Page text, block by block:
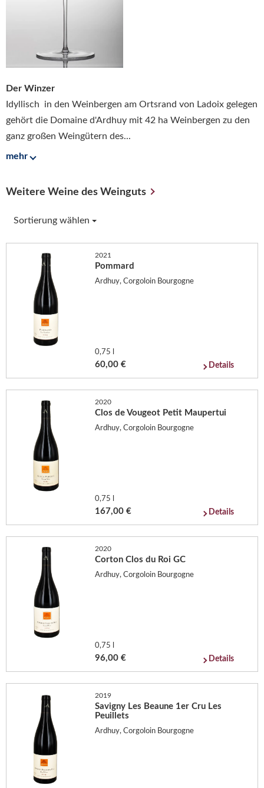
Der Winzer
Idyllisch in den Weinbergen am Ortsrand von Ladoix gelegen
gehört die Domaine d'Ardhuy mit 42 ha Weinbergen zu den
ganz großen Weingütern des...
mehr
Weitere Weine des Weinguts
Sortierung wählen
2021
Pommard
Ardhuy, Corgoloin Bourgogne
0,75 l
60,00 € Details
2020
Clos de Vougeot Petit Maupertui
Ardhuy, Corgoloin Bourgogne
0,75 l
167,00 € Details
2020
Corton Clos du Roi GC
Ardhuy, Corgoloin Bourgogne
0,75 l
96,00 € Details
2019
Savigny Les Beaune 1er Cru Les
Peuillets
Ardhuy, Corgoloin Bourgogne